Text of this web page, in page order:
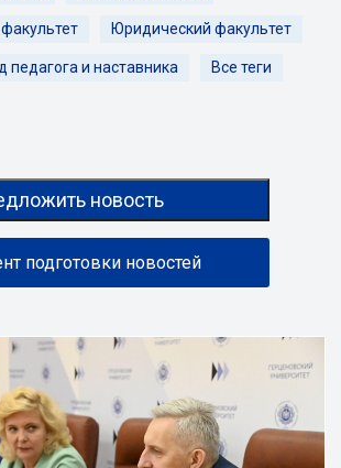
Юридический факультет
педагога и наставника Все теги
новость
подготовки новостей